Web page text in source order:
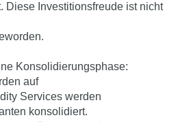
Diese Investitionsfreude ist nicht
Konsolidierungsphase:
auf
Services werden
konsolidiert.